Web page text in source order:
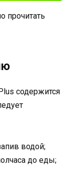
прочитать
содержится
водой;
до еды;